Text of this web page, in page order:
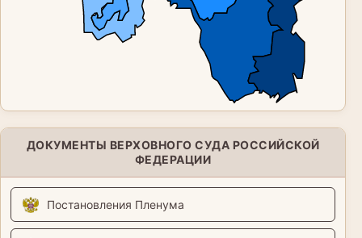
ДОКУМЕНТЫ ВЕРХОВНОГО СУДА РОССИЙСКОЙ
ФЕДЕРАЦИИ
Постановления Пленума